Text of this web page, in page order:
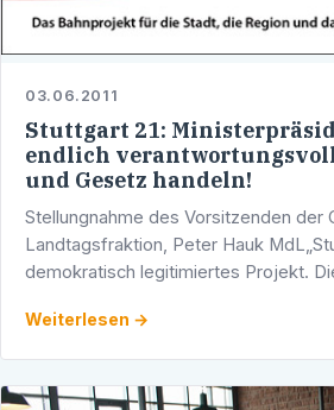
03.06.2011
Stuttgart 21:
endlich
und Gesetz handeln!
Stellungnahme des Vorsitzenden der
Landtagsfraktion, Peter Hauk
demokratisch legitimiertes Projekt.
Baurecht, damit kann sie …
Weiterlesen →